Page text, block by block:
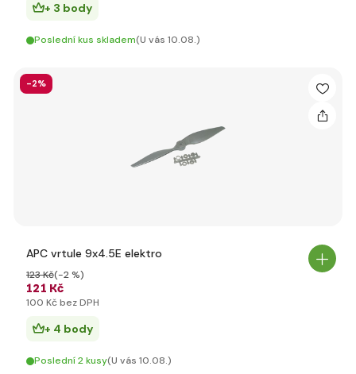
+ 3 body
Poslední kus skladem(U vás 10.08.)
-2%
APC vrtule 9x4.5E elektro
121 Kč
123 Kč(-2 %)
100 Kč bez DPH
+ 4 body
Poslední 2 kusy(U vás 10.08.)